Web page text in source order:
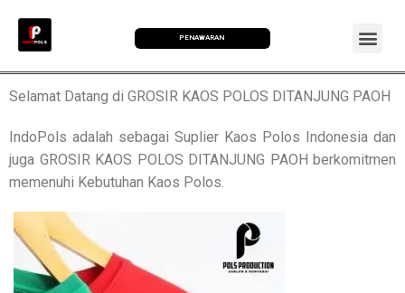
PENAWARAN
Selamat Datang di GROSIR KAOS POLOS DITANJUNG PAOH
IndoPols adalah sebagai Suplier Kaos Polos Indonesia dan
juga GROSIR KAOS POLOS DITANJUNG PAOH berkomitmen
memenuhi Kebutuhan Kaos Polos.